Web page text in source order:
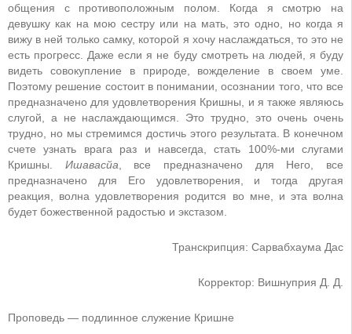
общения с противоположным полом. Когда я смотрю на
девушку как на мою сестру или на мать, это одно, но когда я
вижу в ней только самку, которой я хочу наслаждаться, то это не
есть прогресс. Даже если я не буду смотреть на людей, я буду
видеть совокупление в природе, вожделение в своем уме.
Поэтому решение состоит в понимании, осознании того, что все
предназначено для удовлетворения Кришны, и я также являюсь
слугой, а не наслаждающимся. Это трудно, это очень очень
трудно, но мы стремимся достичь этого результата. В конечном
счете узнать врага раз и навсегда, стать 100%-ми слугами
Кришны. Ишавасйа , все предназначено для Него, все
предназначено для Его удовлетворения, и тогда другая
реакция, волна удовлетворения родится во мне, и эта волна
будет божественной радостью и экстазом.
Транскрипция: Сарвабхаума Дас
Корректор: Вишнуприя Д. Д.
Проповедь — подлинное служение Кришне